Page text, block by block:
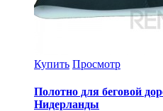
Купить Просмотр
Полотно для беговой
Нидерланды